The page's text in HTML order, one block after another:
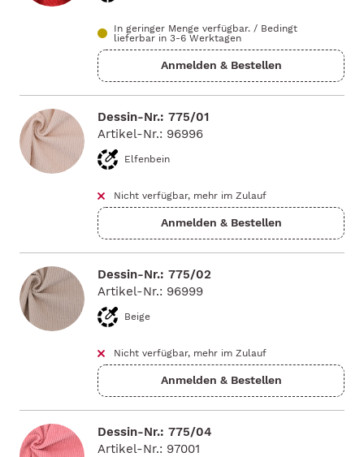
In geringer Menge verfügbar. / Bedingt
lieferbar in 3-6 Werktagen
Dessin-Nr.: 775/01
Artikel-Nr.: 96996
Elfenbein
Nicht verfügbar, mehr im Zulauf
Dessin-Nr.: 775/02
Artikel-Nr.: 96999
Beige
Nicht verfügbar, mehr im Zulauf
Dessin-Nr.: 775/04
Artikel-Nr.: 97001